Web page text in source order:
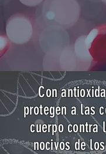
Con
protegen a las
cuerpo contra
nocivos de